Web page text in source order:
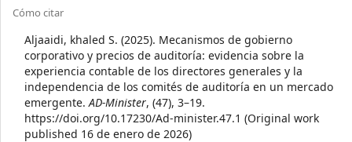
Article
Details
Cómo citar
Aljaaidi, khaled S. (2025). Mecanismos de gobierno
corporativo y precios de auditoría: evidencia sobre la
experiencia contable de los directores generales y la
independencia de los comités de auditoría en un mercado
emergente.AD-Minister, (47), 3–19.
https://doi.org/10.17230/Ad-minister.47.1 (Original work
published 16 de enero de 2026)